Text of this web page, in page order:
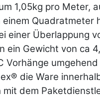
1,05kg pro Meter,
einem Quadratmeter
einer Überlappung
ein Gewicht von ca
Vorhänge
die Ware
mit dem